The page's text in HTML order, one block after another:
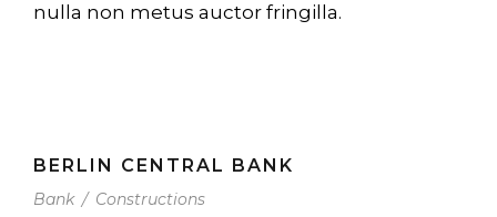
nulla non metus auctor fringilla.
BERLIN CENTRAL BANK
Bank / Constructions